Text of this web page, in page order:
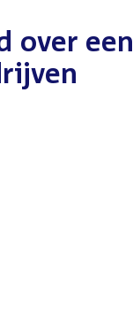
over een